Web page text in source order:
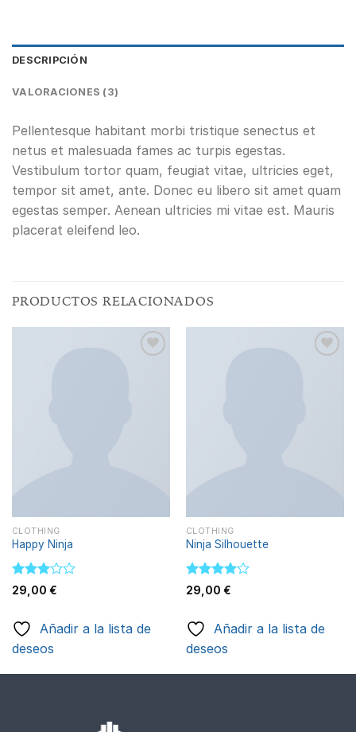
DESCRIPCIÓN
VALORACIONES (3)
Pellentesque habitant morbi tristique senectus et
netus et malesuada fames ac turpis egestas.
Vestibulum tortor quam, feugiat vitae, ultricies eget,
tempor sit amet, ante. Donec eu libero sit amet quam
egestas semper. Aenean ultricies mi vitae est. Mauris
placerat eleifend leo.
PRODUCTOS RELACIONADOS
CLOTHING
Happy Ninja
Valorado
con
de 5
29,00 €
Añadir a la lista de
deseos
CLOTHING
Ninja Silhouette
Valorado
con
29,00 €
Añadir a la lista de
deseos